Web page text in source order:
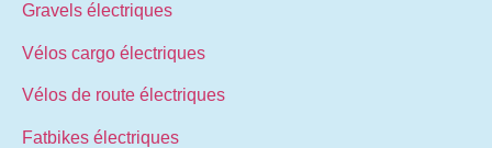
Gravels électriques
Vélos cargo électriques
Vélos de route électriques
Fatbikes électriques